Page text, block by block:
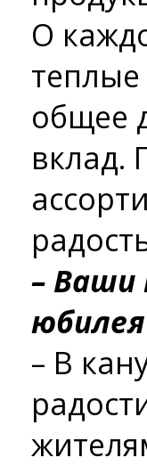
О
общее
вклад.
– Ваши
– В